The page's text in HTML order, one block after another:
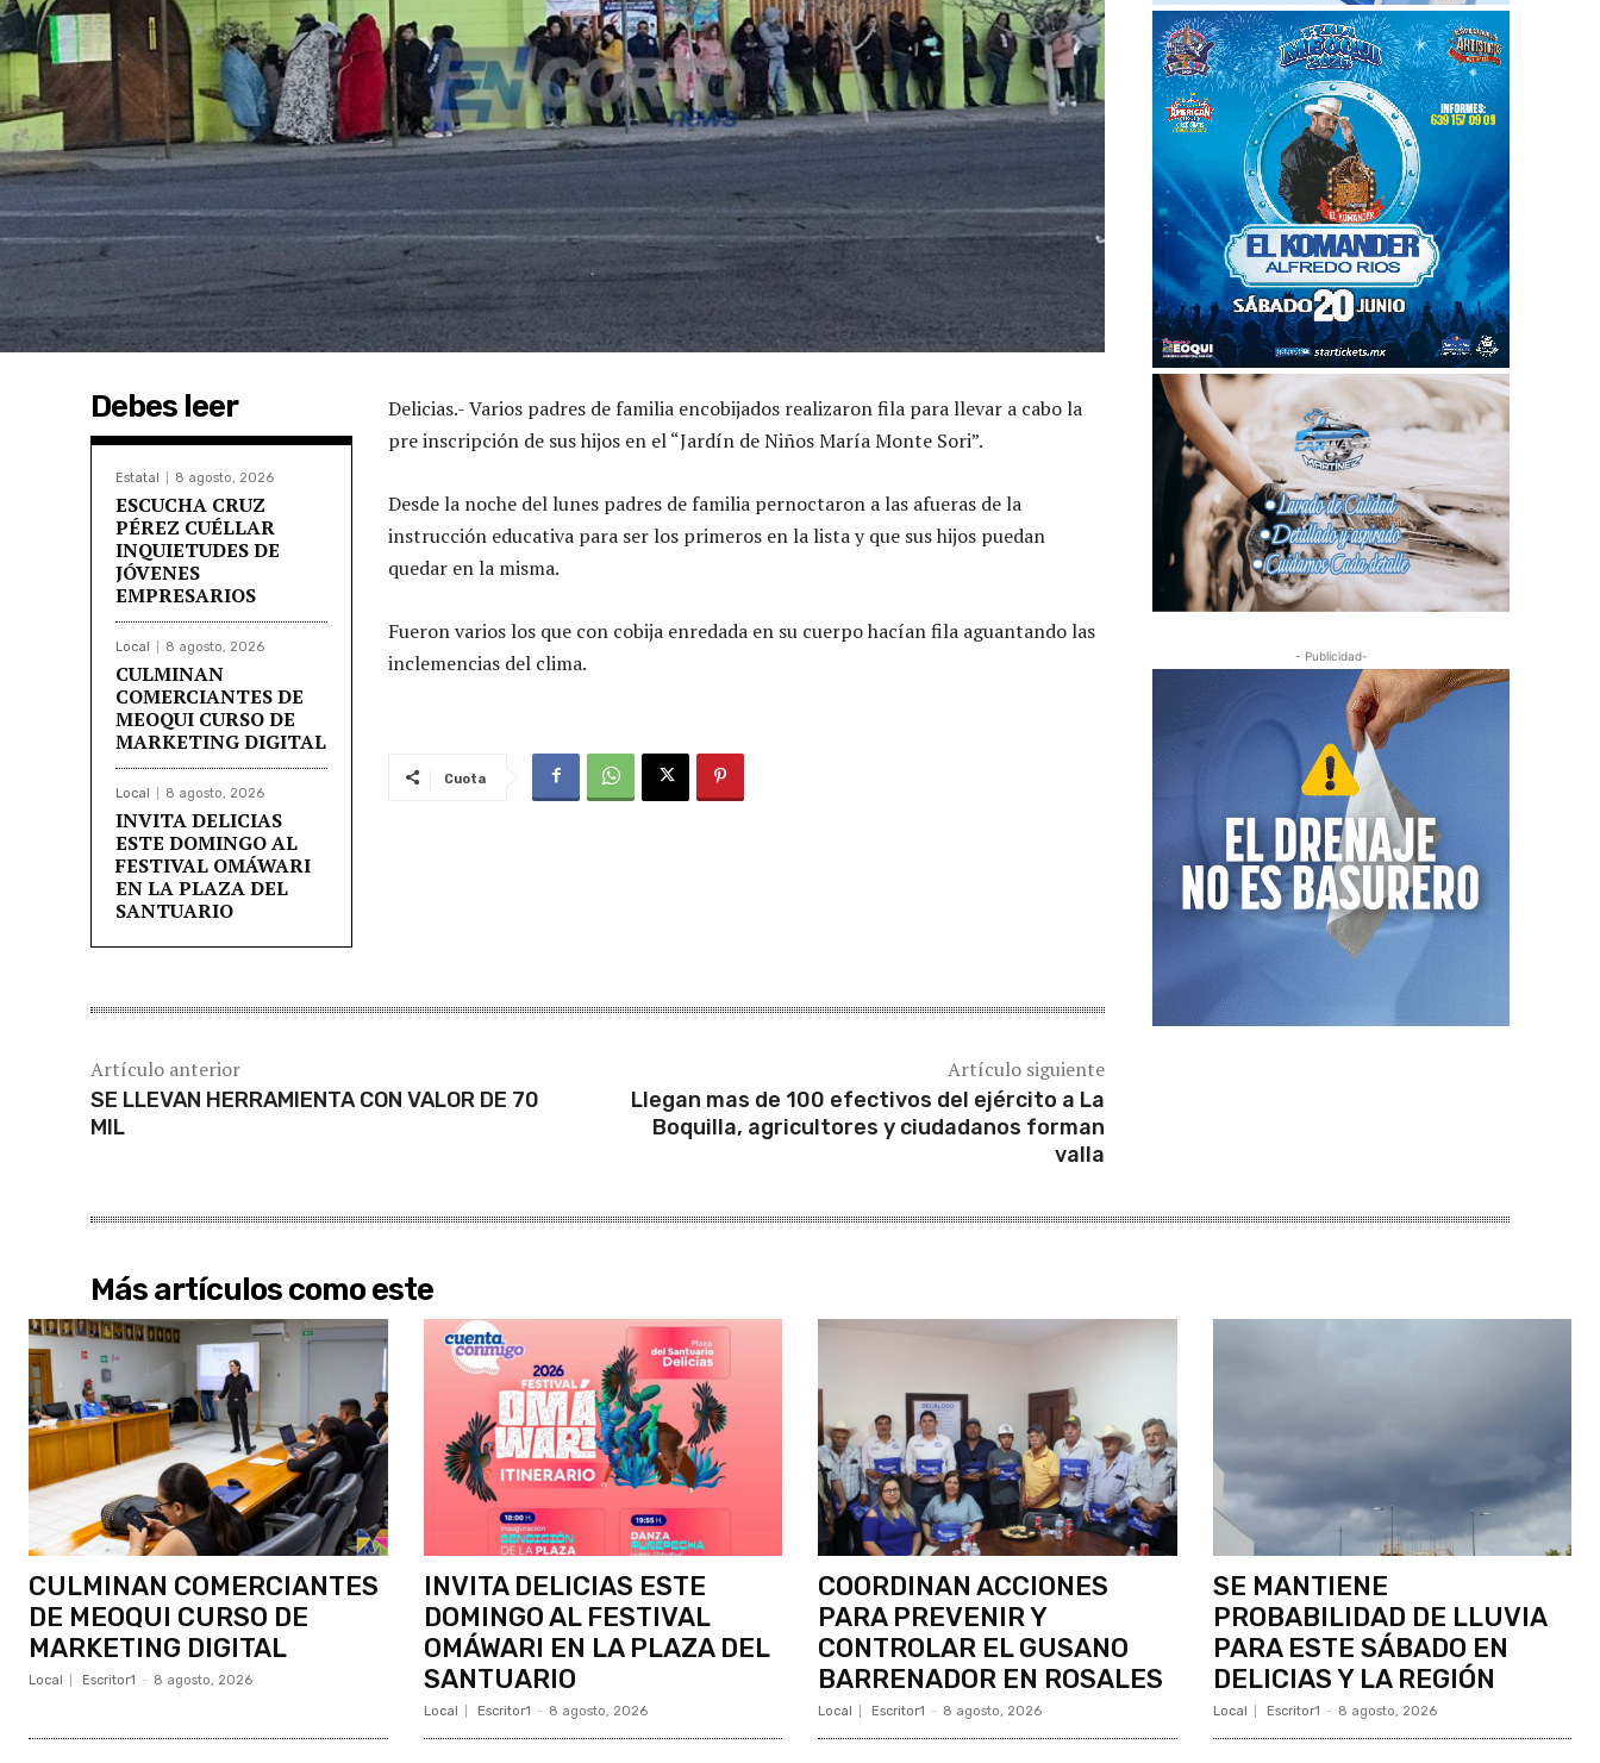
Debes leer
Estatal 8 agosto, 2026
ESCUCHA CRUZ
PÉREZ CUÉLLAR
INQUIETUDES DE
JÓVENES
EMPRESARIOS
Local 8 agosto, 2026
CULMINAN
COMERCIANTES DE
MEOQUI CURSO DE
MARKETING DIGITAL
Local 8 agosto, 2026
INVITA DELICIAS
ESTE DOMINGO AL
FESTIVAL OMÁWARI
EN LA PLAZA DEL
SANTUARIO
Delicias.- Varios padres de familia encobijados realizaron fila para llevar a cabo la
pre inscripción de sus hijos en el “Jardín de Niños María Monte Sori”.
Desde la noche del lunes padres de familia pernoctaron a las afueras de la
instrucción educativa para ser los primeros en la lista y que sus hijos puedan
quedar en la misma.
Fueron varios los que con cobija enredada en su cuerpo hacían fila aguantando las
inclemencias del clima.
Cuota
Artículo anterior
SE LLEVAN HERRAMIENTA CON VALOR DE 70
MIL
Artículo siguiente
Llegan mas de 100 efectivos del ejército a La
Boquilla, agricultores y ciudadanos forman
valla
- Publicidad-
Más artículos como este
CULMINAN COMERCIANTES
DE MEOQUI CURSO DE
MARKETING DIGITAL
Local Escritor1 - 8 agosto, 2026
INVITA DELICIAS ESTE
DOMINGO AL FESTIVAL
OMÁWARI EN LA PLAZA DEL
SANTUARIO
Local Escritor1 - 8 agosto, 2026
COORDINAN ACCIONES
PARA PREVENIR Y
CONTROLAR EL GUSANO
BARRENADOR EN ROSALES
Local Escritor1 - 8 agosto, 2026
SE MANTIENE
PROBABILIDAD DE LLUVIA
PARA ESTE SÁBADO EN
DELICIAS Y LA REGIÓN
Local Escritor1 - 8 agosto, 2026